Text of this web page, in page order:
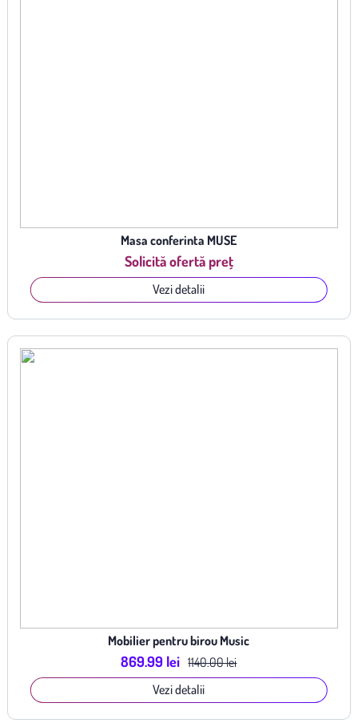
Masa conferinta MUSE
Solicită ofertă preț
Vezi detalii
Mobilier pentru birou Music
1140.00 lei
869.99 lei
Vezi detalii